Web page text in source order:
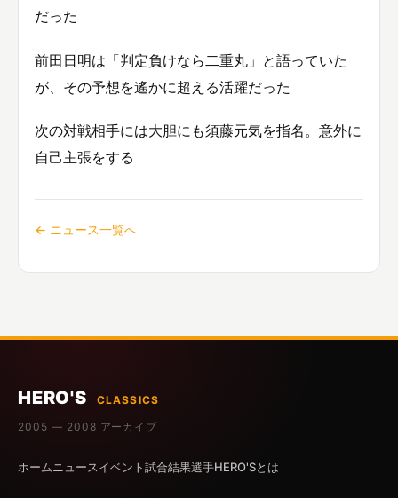
だった
前田日明は「判定負けなら二重丸」と語っていた
が、その予想を遙かに超える活躍だった
次の対戦相手には大胆にも須藤元気を指名。意外に
自己主張をする
← ニュース一覧へ
HERO'S
CLASSICS
2005 — 2008 アーカイブ
ホームニュースイベント試合結果選手HERO'Sとは